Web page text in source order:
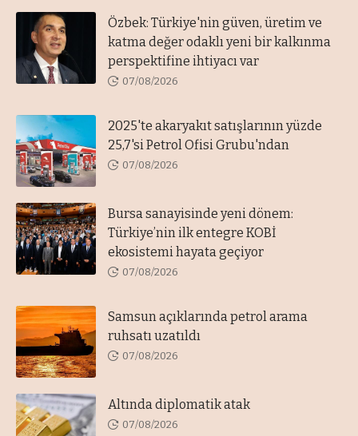
Özbek: Türkiye'nin güven, üretim ve
katma değer odaklı yeni bir kalkınma
perspektifine ihtiyacı var
07/08/2026
2025'te akaryakıt satışlarının yüzde
25,7'si Petrol Ofisi Grubu'ndan
07/08/2026
Bursa sanayisinde yeni dönem:
Türkiye’nin ilk entegre KOBİ
ekosistemi hayata geçiyor
07/08/2026
Samsun açıklarında petrol arama
ruhsatı uzatıldı
07/08/2026
Altında diplomatik atak
07/08/2026